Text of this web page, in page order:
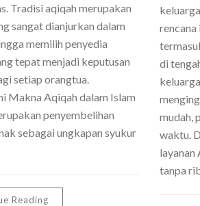
Tradisi aqiqah merupakan
sangat dianjurkan dalam
memilih penyedia
tepat menjadi keputusan
setiap orangtua.
Makna Aqiqah dalam Islam
penyembelihan
sebagai ungkapan syukur
Reading
rencana
di
mudah,
waktu.
layanan
tanpa